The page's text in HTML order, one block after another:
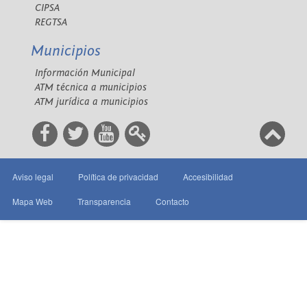
CIPSA
REGTSA
Municipios
Información Municipal
ATM técnica a municipios
ATM jurídica a municipios
Aviso legal Política de privacidad Accesibilidad
Mapa Web Transparencia Contacto